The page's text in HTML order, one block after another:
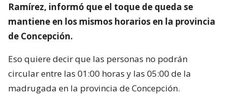
Ramírez, informó que el toque de queda se
mantiene en los mismos horarios en la provincia
de Concepción.
Eso quiere decir que las personas no podrán
circular entre las 01:00 horas y las 05:00 de la
madrugada en la provincia de Concepción.